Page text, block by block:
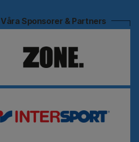
Våra Sponsorer & Partners